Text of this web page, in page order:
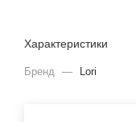
Характеристики
Бренд — Lori